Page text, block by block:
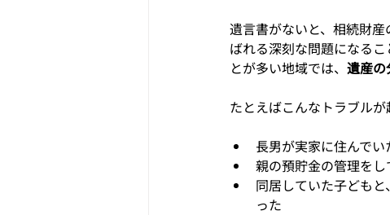
遺言書がないと、相続財
ばれる深刻な問題になる
とが多い地域では、 遺産の
たとえばこんなトラブルが
長男が実家に住んで
親の預貯金の管理を
同居していた子ども
った